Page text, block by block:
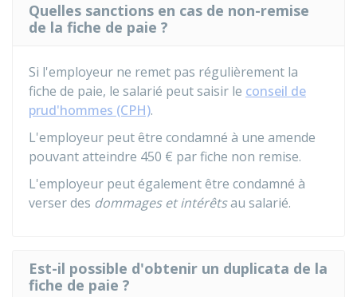
Quelles sanctions en cas de non-remise
de la fiche de paie ?
Si l'employeur ne remet pas régulièrement la
fiche de paie, le salarié peut saisir le conseil de
prud'hommes (CPH).
L'employeur peut être condamné à une amende
pouvant atteindre 450 € par fiche non remise.
L'employeur peut également être condamné à
verser des dommages et intérêtsau salarié.
Est-il possible d'obtenir un duplicata de la
fiche de paie ?